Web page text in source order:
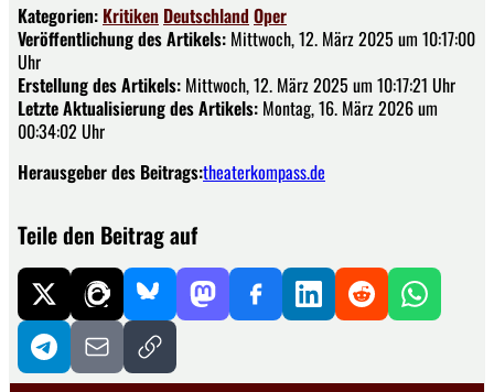
Kategorien: Kritiken Deutschland Oper
Veröffentlichung des Artikels: Mittwoch, 12. März 2025 um 10:17:00
Uhr
Erstellung des Artikels: Mittwoch, 12. März 2025 um 10:17:21 Uhr
Letzte Aktualisierung des Artikels: Montag, 16. März 2026 um
00:34:02 Uhr
Herausgeber des Beitrags:theaterkompass.de
Teile den Beitrag auf